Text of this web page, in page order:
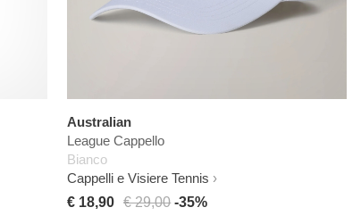
Australian
League Cappello
Bianco
Cappelli e Visiere Tennis
€ 18,90
€ 29,00 -35%